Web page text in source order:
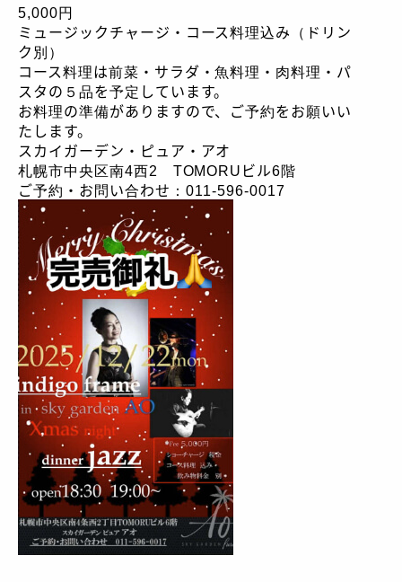
5,000円
ミュージックチャージ・コース料理込み（ドリン
ク別）
コース料理は前菜・サラダ・魚料理・肉料理・パ
スタの５品を予定しています。
お料理の準備がありますので、ご予約をお願いい
たします。
スカイガーデン・ピュア・アオ
札幌市中央区南4西2 TOMORUビル6階
ご予約・お問い合わせ：011-596-0017